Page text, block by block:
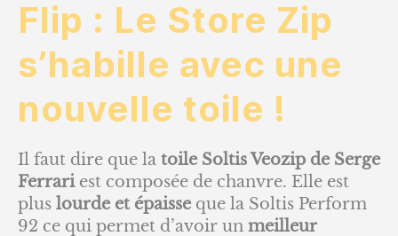
Flip : Le Store Zip
s’habille avec une
nouvelle toile !
Il faut dire que la toile Soltis Veozip de Serge
Ferrariest composée de chanvre. Elle est
plus lourde et épaisse que la Soltis Perform
92 ce qui permet d’avoir un meilleur